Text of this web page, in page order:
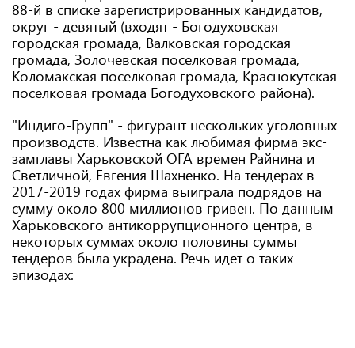
88-й в списке зарегистрированных кандидатов,
округ - девятый (входят - Богодуховская
городская громада, Валковская городская
громада, Золочевская поселковая громада,
Коломакская поселковая громада, Краснокутская
поселковая громада Богодуховского района).
"Индиго-Групп" - фигурант нескольких уголовных
производств. Известна как любимая фирма экс-
замглавы Харьковской ОГА времен Райнина и
Светличной, Евгения Шахненко. На тендерах в
2017-2019 годах фирма выиграла подрядов на
сумму около 800 миллионов гривен. По данным
Харьковского антикоррупционного центра, в
некоторых суммах около половины суммы
тендеров была украдена. Речь идет о таких
эпизодах: